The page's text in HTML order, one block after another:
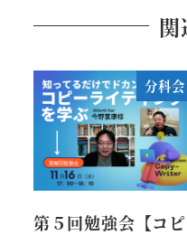
分科会
第５回勉強会【コピ